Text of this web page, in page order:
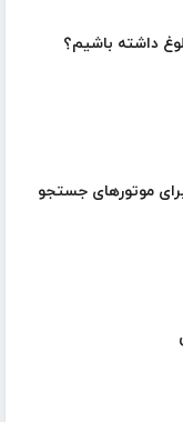
داشته باشیم؟
موتورهای جستجو